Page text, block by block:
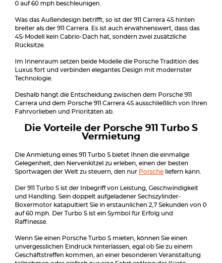
0 auf 60 mph beschleunigen.
Was das Außendesign betrifft, so ist der 911 Carrera 4S hinten
breiter als der 911 Carrera. Es ist auch erwähnenswert, dass das
4S-Modell kein Cabrio-Dach hat, sondern zwei zusätzliche
Rücksitze.
Im Innenraum setzen beide Modelle die Porsche Tradition des
Luxus fort und verbinden elegantes Design mit modernster
Technologie.
Deshalb hängt die Entscheidung zwischen dem Porsche 911
Carrera und dem Porsche 911 Carrera 4S ausschließlich von Ihren
Fahrvorlieben und Prioritäten ab.
Die Vorteile der Porsche 911 Turbo S
Vermietung
Die Anmietung eines 911 Turbo S bietet Ihnen die einmalige
Gelegenheit, den Nervenkitzel zu erleben, einen der besten
Sportwagen der Welt zu steuern, den nur Porsche liefern kann.
Der 911 Turbo S ist der Inbegriff von Leistung, Geschwindigkeit
und Handling. Sein doppelt aufgeladener Sechszylinder-
Boxermotor katapultiert Sie in erstaunlichen 2,7 Sekunden von 0
auf 60 mph. Der Turbo S ist ein Symbol für Erfolg und
Raffinesse.
Wenn Sie einen Porsche Turbo S mieten, können Sie einen
unvergesslichen Eindruck hinterlassen, egal ob Sie zu einem
Geschäftstreffen kommen, an einer besonderen Veranstaltung